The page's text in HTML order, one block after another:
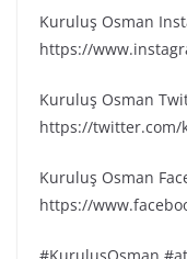
Kuruluş Osman
https://
Kuruluş Osman
https://twitter.com/
Kuruluş Osman
https://